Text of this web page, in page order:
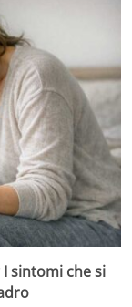
sintomi che si